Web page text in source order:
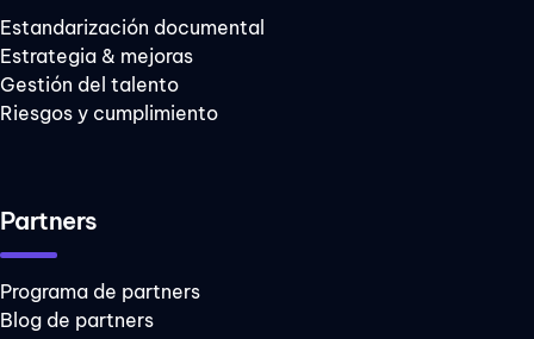
Estandarización documental
Estrategia & mejoras
Gestión del talento
Riesgos y cumplimiento
Partners
Programa de partners
Blog de partners